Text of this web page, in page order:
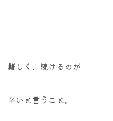
難しく、続けるのが
辛いと言うこと。